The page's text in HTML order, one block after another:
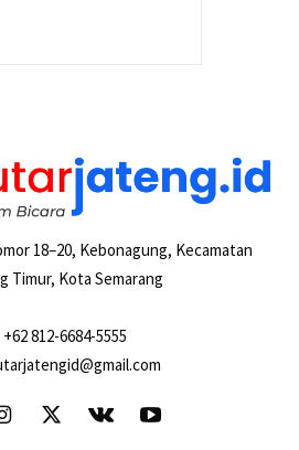
18–20, Kebonagung, Kecamatan
Timur, Kota Semarang
+62 812-6684-5555